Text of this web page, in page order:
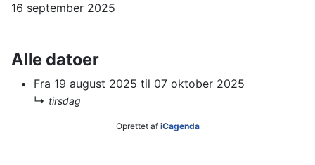
16 september 2025
Alle datoer
Fra 19 august 2025 til 07 oktober 2025
↳ tirsdag
Oprettet af iCagenda